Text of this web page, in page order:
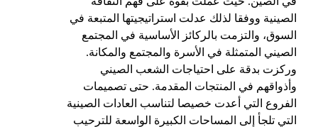
الصينية ووفقا لذلك عدلت استراتيجيتها المتبعة في
السوق، والتزمت بالركائز الأساسية في المجتمع
الصيني المتمثلة في الأسرة والمجتمع والمكانة.
وركزت بدقة على احتياجات الشعب الصيني
وأذواقهم في المنتجات المقدمة. حتى تصميمات
الفروع التي أعدت خصيصا لتناسب العادات الصينية
التي تلجأ إلى المساحات الكبيرة الواسعة للترحيب